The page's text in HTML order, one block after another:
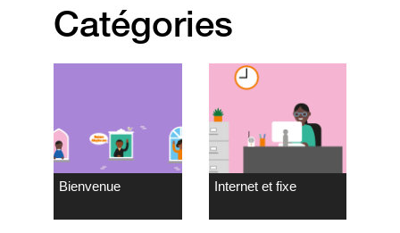
Catégories
Bienvenue Internet et fixe